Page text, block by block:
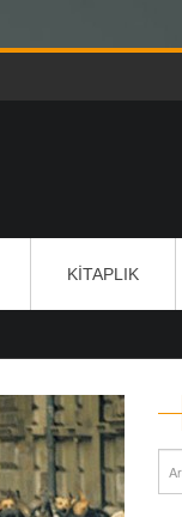
KITAPLIK